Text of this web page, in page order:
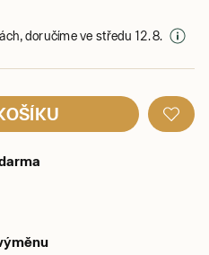
doručíme ve středu 12. 8.